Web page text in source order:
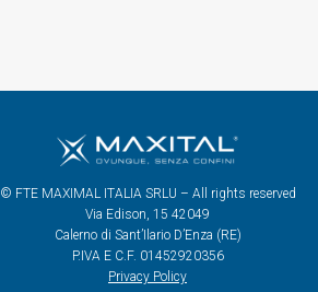
© FTE MAXIMAL ITALIA SRLU – All rights reserved
Via Edison, 15 42049
Calerno di Sant’Ilario D’Enza (RE)
P.IVA E C.F. 01452920356
Privacy Policy